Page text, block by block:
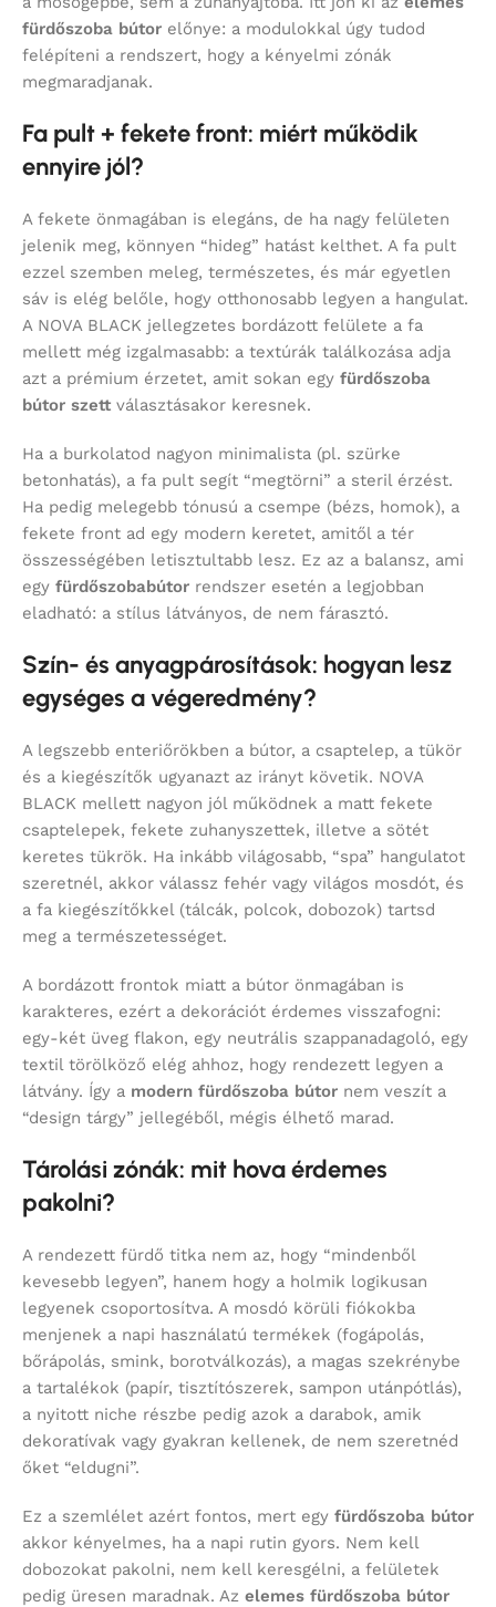
fürdőszoba bútor előnye: a modulokkal úgy tudod
felépíteni a rendszert, hogy a kényelmi zónák
megmaradjanak.
Fa pult + fekete front: miért működik
ennyire jól?
A fekete önmagában is elegáns, de ha nagy felületen
jelenik meg, könnyen “hideg” hatást kelthet. A fa pult
ezzel szemben meleg, természetes, és már egyetlen
sáv is elég belőle, hogy otthonosabb legyen a hangulat.
A NOVA BLACK jellegzetes bordázott felülete a fa
mellett még izgalmasabb: a textúrák találkozása adja
azt a prémium érzetet, amit sokan egy fürdőszoba
bútor szett választásakor keresnek.
Ha a burkolatod nagyon minimalista (pl. szürke
betonhatás), a fa pult segít “megtörni” a steril érzést.
Ha pedig melegebb tónusú a csempe (bézs, homok), a
fekete front ad egy modern keretet, amitől a tér
összességében letisztultabb lesz. Ez az a balansz, ami
egy fürdőszobabútor rendszer esetén a legjobban
eladható: a stílus látványos, de nem fárasztó.
Szín- és anyagpárosítások: hogyan lesz
egységes a végeredmény?
A legszebb enteriőrökben a bútor, a csaptelep, a tükör
és a kiegészítők ugyanazt az irányt követik. NOVA
BLACK mellett nagyon jól működnek a matt fekete
csaptelepek, fekete zuhanyszettek, illetve a sötét
keretes tükrök. Ha inkább világosabb, “spa” hangulatot
szeretnél, akkor válassz fehér vagy világos mosdót, és
a fa kiegészítőkkel (tálcák, polcok, dobozok) tartsd
meg a természetességet.
A bordázott frontok miatt a bútor önmagában is
karakteres, ezért a dekorációt érdemes visszafogni:
egy-két üveg flakon, egy neutrális szappanadagoló, egy
textil törölköző elég ahhoz, hogy rendezett legyen a
látvány. Így a modern fürdőszoba bútor nem veszít a
“design tárgy” jellegéből, mégis élhető marad.
Tárolási zónák: mit hova érdemes
pakolni?
A rendezett fürdő titka nem az, hogy “mindenből
kevesebb legyen”, hanem hogy a holmik logikusan
legyenek csoportosítva. A mosdó körüli fiókokba
menjenek a napi használatú termékek (fogápolás,
bőrápolás, smink, borotválkozás), a magas szekrénybe
a tartalékok (papír, tisztítószerek, sampon utánpótlás),
a nyitott niche részbe pedig azok a darabok, amik
dekoratívak vagy gyakran kellenek, de nem szeretnéd
őket “eldugni”.
Ez a szemlélet azért fontos, mert egy fürdőszoba bútor
akkor kényelmes, ha a napi rutin gyors. Nem kell
dobozokat pakolni, nem kell keresgélni, a felületek
pedig üresen maradnak. Az elemes fürdőszoba bútor